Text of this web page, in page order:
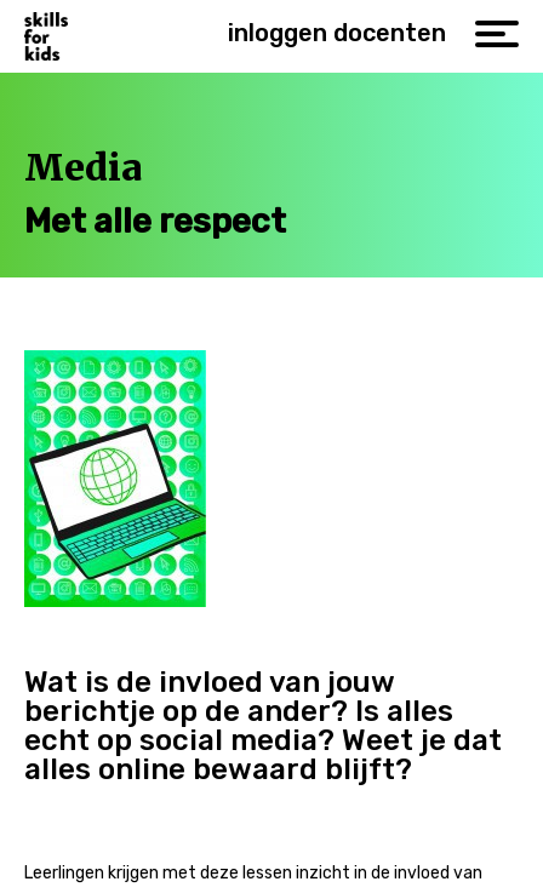
inloggen docenten
Media
Met alle respect
Wat is de invloed van jouw
berichtje op de ander? Is alles
echt op social media? Weet je dat
alles online bewaard blijft?
Leerlingen krijgen met deze lessen inzicht in de invloed van